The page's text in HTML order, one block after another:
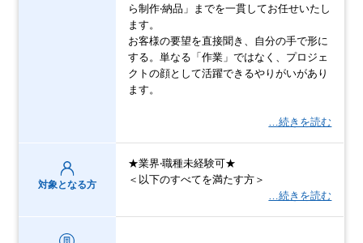
ら制作‧納品」までを⼀貫してお任せいたし
ます。
お客様の要望を直接聞き、⾃分の⼿で形に
する。単なる「作業」ではなく、プロジェ
クトの顔として活躍できるやりがいがあり
ます。
…続きを読む
対象となる方
★業界‧職種未経験可★
＜以下のすべてを満たす⽅＞
…続きを読む